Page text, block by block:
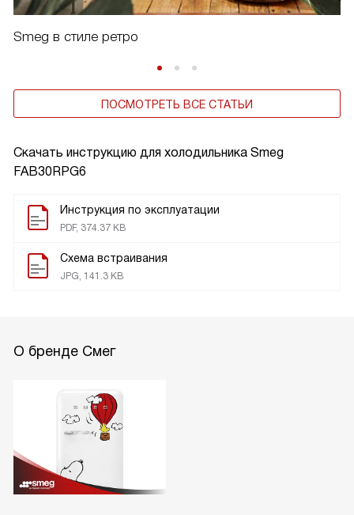
Скачать инструкцию для холодильника Smeg
FAB30RPG6
Инструкция по эксплуатации
PDF, 374.37 KB
Схема встраивания
JPG, 141.3 KB
Smeg в стиле ретро
ПОСМОТРЕТЬ ВСЕ СТАТЬИ
О бренде Смег